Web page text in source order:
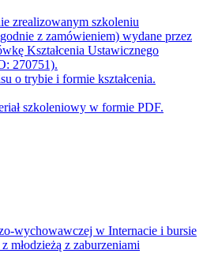
zrealizowanym szkoleniu
z zamówieniem) wydane przez
Kształcenia Ustawicznego
270751).
o trybie i formie kształcenia.
szkoleniowy w formie PDF.